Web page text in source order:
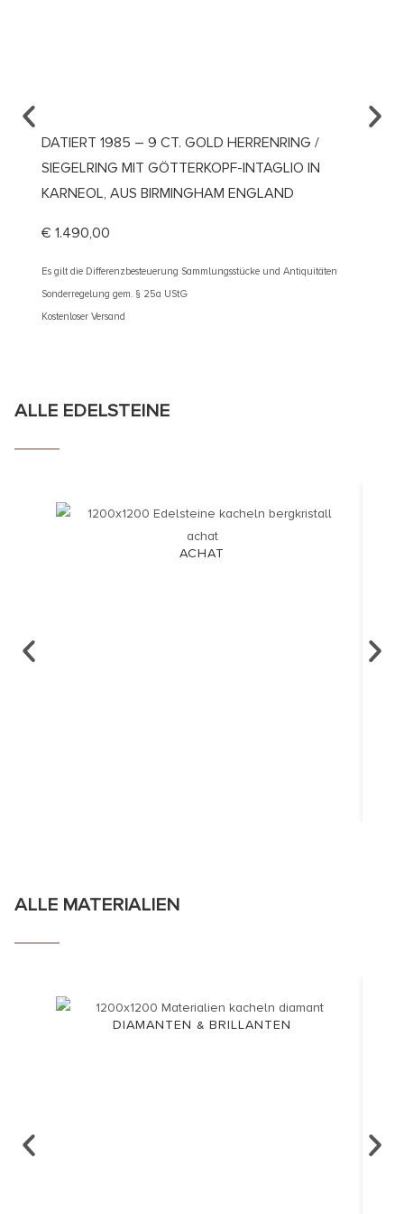
DATIERT 1985 – 9 CT. GOLD HERRENRING /
SIEGELRING MIT GÖTTERKOPF-INTAGLIO IN
KARNEOL, AUS BIRMINGHAM ENGLAND
€ 1.490,00
Es gilt die Differenzbesteuerung Sammlungsstücke und Antiquitäten
Sonderregelung gem. § 25a UStG
Kostenloser Versand
ALLE EDELSTEINE
ACHAT
ALLE MATERIALIEN
DIAMANTEN & BRILLANTEN